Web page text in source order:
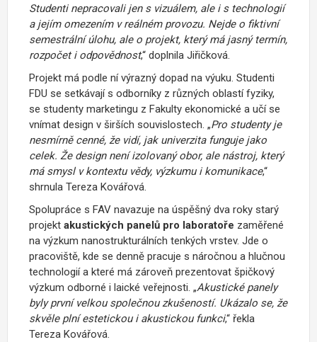
Studenti nepracovali jen s vizuálem, ale i s technologií
a jejím omezením v reálném provozu. Nejde o fiktivní
semestrální úlohu, ale o projekt, který má jasný termín,
rozpočet i odpovědnost,“ doplnila Jiřičková.
Projekt má podle ní výrazný dopad na výuku. Studenti
FDU se setkávají s odborníky z různých oblastí fyziky,
se studenty marketingu z Fakulty ekonomické a učí se
vnímat design v širších souvislostech. „Pro studenty je
nesmírně cenné, že vidí, jak univerzita funguje jako
celek. Že design není izolovaný obor, ale nástroj, který
má smysl v kontextu vědy, výzkumu i komunikace,“
shrnula Tereza Kovářová.
Spolupráce s FAV navazuje na úspěšný dva roky starý
projekt akustických panelů pro laboratoře zaměřené
na výzkum nanostrukturálních tenkých vrstev. Jde o
pracoviště, kde se denně pracuje s náročnou a hlučnou
technologií a které má zároveň prezentovat špičkový
výzkum odborné i laické veřejnosti. „Akustické panely
byly první velkou společnou zkušeností. Ukázalo se, že
skvěle plní estetickou i akustickou funkci,“ řekla
Tereza Kovářová.